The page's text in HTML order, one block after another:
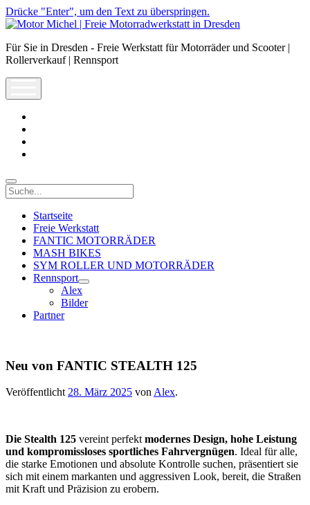
Drücke "Enter", um den Text zu überspringen.
Motor
|
Freie
Dresden
Für Sie in Dresden - Freie Werkstatt für Motorräder und Scooter |
Rollerverkauf | Rennsport
Suche
Startseite
Freie Werkstatt
FANTIC MOTORRÄDER
MASH BIKES
SYM ROLLER UND MOTORRÄDER
Rennsport
open
menu
Alex
Bilder
Partner
Neu von FANTIC STEALTH 125
Veröffentlicht28. März 2025 vonAlex.
Die Stealth 125 vereint perfektmodernes Design, hohe Leistung
und kompromissloses sportliches Fahrvergnügen. Ideal für alle,
die starke Emotionen und absolute Kontrolle suchen, präsentiert sie
sich mit einem markanten und aggressiven Look, bereit, die Straßen
mit Kraft und Präzision zu erobern.